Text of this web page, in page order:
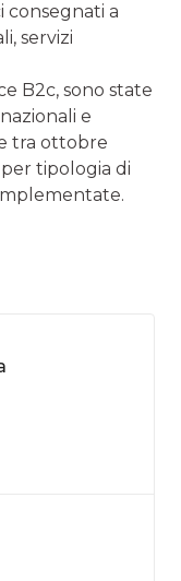
consegnati a
servizi
B2c, sono state
e
tra ottobre
tipologia di